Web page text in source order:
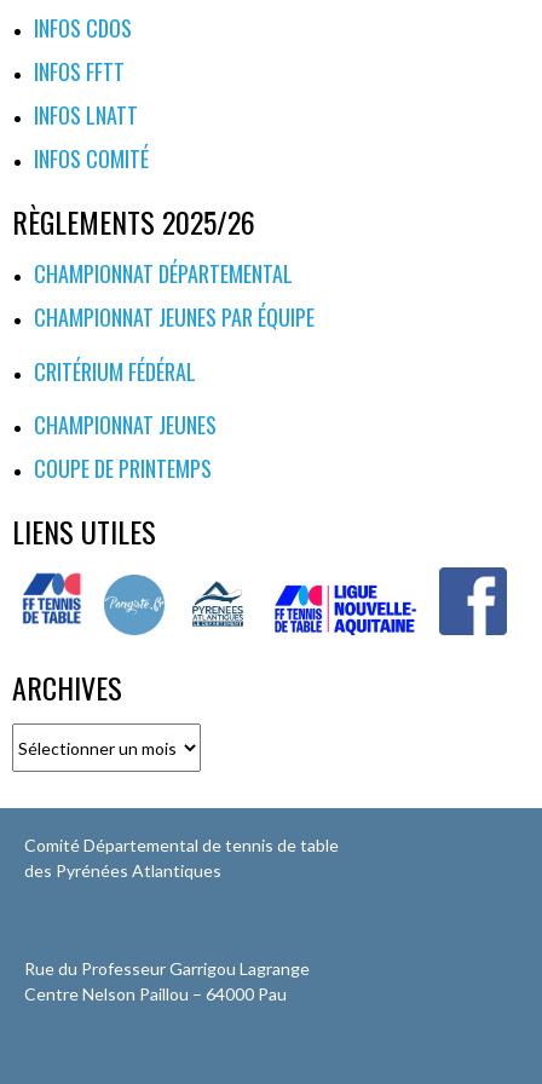
INFOS CDOS
INFOS FFTT
INFOS LNATT
INFOS COMITÉ
RÈGLEMENTS 2025/26
CHAMPIONNAT DÉPARTEMENTAL
CHAMPIONNAT JEUNES PAR ÉQUIPE
CRITÉRIUM FÉDÉRAL
CHAMPIONNAT JEUNES
COUPE DE PRINTEMPS
LIENS UTILES
ARCHIVES
Comité Départemental de tennis de table
des Pyrénées Atlantiques
Rue du Professeur Garrigou Lagrange
Centre Nelson Paillou – 64000 Pau